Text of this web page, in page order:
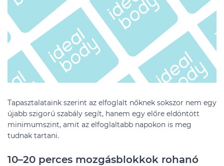
Tapasztalataink szerint az elfoglalt nőknek sokszor nem egy
újabb szigorú szabály segít, hanem egy előre eldöntött
minimumszint, amit az elfoglaltabb napokon is meg
tudnak tartani.
10–20 perces mozgásblokkok rohanó